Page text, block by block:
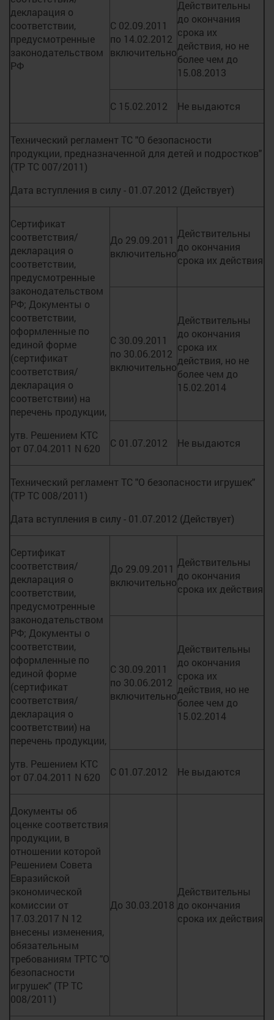
декларация о
соответствии,
предусмотренные
законодательством
РФ
С 02.09.2011
по 14.02.2012
включительно
Действительны
до окончания
срока их
действия, но не
более чем до
15.08.2013
С 15.02.2012 Не выдаются
Технический регламент ТС "О безопасности
продукции, предназначенной для детей и подростков"
(ТР ТС 007/2011)
Дата вступления в силу - 01.07.2012 (Действует)
Сертификат
соответствия/
декларация о
соответствии,
предусмотренные
законодательством
РФ; Документы о
соответствии,
оформленные по
единой форме
(сертификат
соответствия/
декларация о
соответствии) на
перечень продукции,
утв. Решением КТС
от 07.04.2011 N 620
До 29.09.2011
включительно
Действительны
до окончания
срока их действия
С 30.09.2011
по 30.06.2012
включительно
Действительны
до окончания
срока их
действия, но не
более чем до
15.02.2014
С 01.07.2012 Не выдаются
Технический регламент ТС "О безопасности игрушек"
(ТР ТС 008/2011)
Дата вступления в силу - 01.07.2012 (Действует)
Сертификат
соответствия/
декларация о
соответствии,
предусмотренные
законодательством
РФ; Документы о
соответствии,
оформленные по
единой форме
(сертификат
соответствия/
декларация о
соответствии) на
перечень продукции,
утв. Решением КТС
от 07.04.2011 N 620
До 29.09.2011
включительно
Действительны
до окончания
срока их действия
С 30.09.2011
по 30.06.2012
включительно
Действительны
до окончания
срока их
действия, но не
более чем до
15.02.2014
С 01.07.2012 Не выдаются
Документы об
оценке соответствия
продукции, в
отношении которой
Решением Совета
Евразийской
экономической
комиссии от
17.03.2017 N 12
внесены изменения,
обязательным
требованиям ТРТС "О
безопасности
игрушек" (ТР ТС
008/2011)
До 30.03.2018
Действительны
до окончания
срока их действия